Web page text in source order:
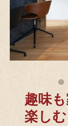
1
趣味
楽し